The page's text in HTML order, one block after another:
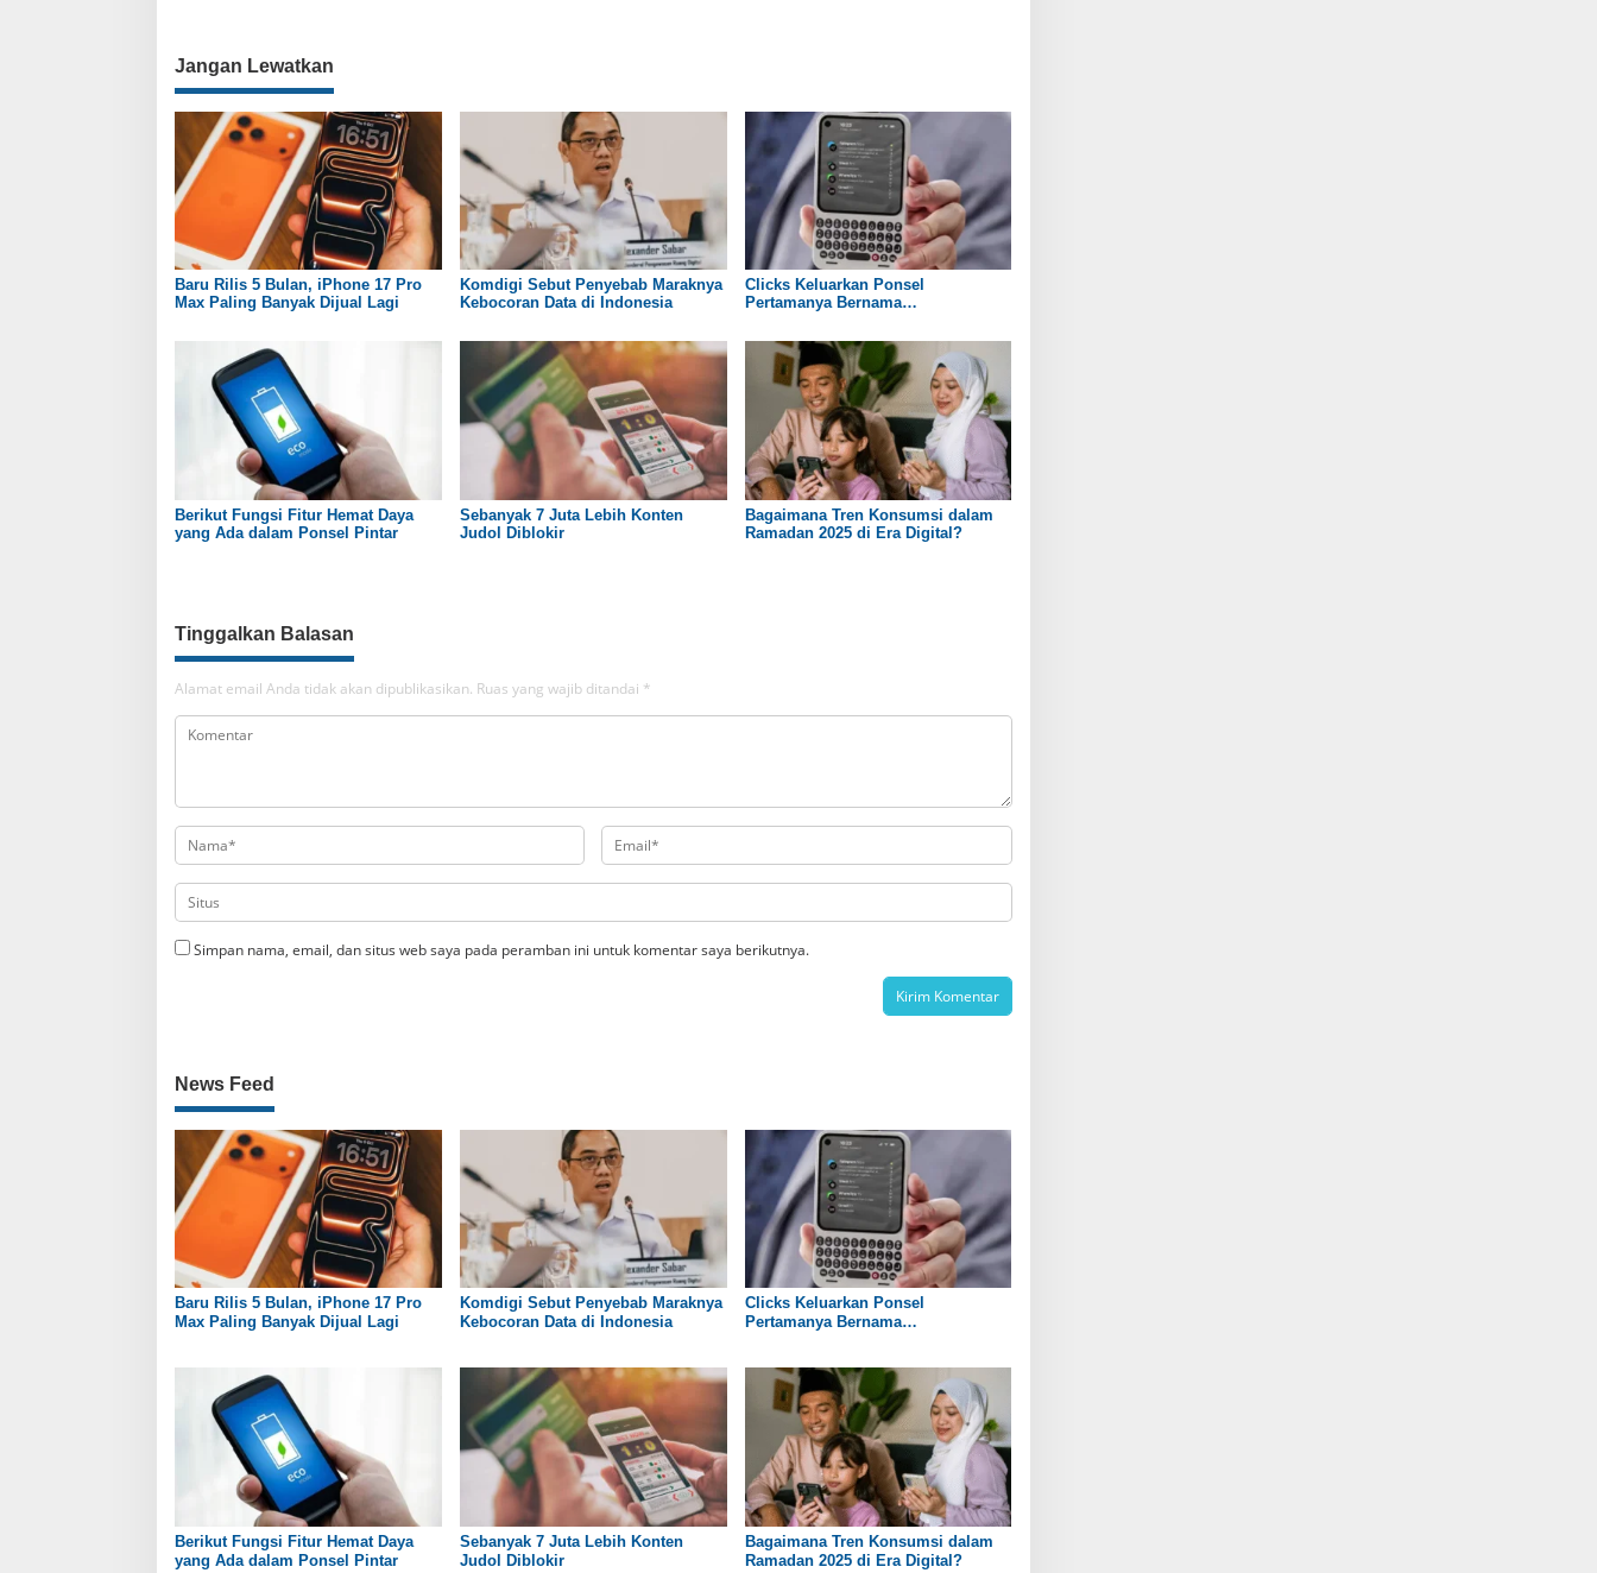
i
g
a
s
p
o
s
Jangan Lewatkan
Baru Rilis 5 Bulan, iPhone 17 Pro
Max Paling Banyak Dijual Lagi
Komdigi Sebut Penyebab Maraknya
Kebocoran Data di Indonesia
Clicks Keluarkan Ponsel
Pertamanya Bernama
Berikut Fungsi Fitur Hemat Daya
yang Ada dalam Ponsel Pintar
Sebanyak 7 Juta Lebih Konten
Judol Diblokir
Bagaimana Tren Konsumsi dalam
Ramadan 2025 di Era Digital?
Tinggalkan Balasan
Alamat email Anda tidak akan dipublikasikan. Ruas yang wajib ditandai *
Simpan nama, email, dan situs web saya pada peramban ini untuk komentar saya berikutnya.
News Feed
Baru Rilis 5 Bulan, iPhone 17 Pro
Max Paling Banyak Dijual Lagi
Komdigi Sebut Penyebab Maraknya
Kebocoran Data di Indonesia
Clicks Keluarkan Ponsel
Pertamanya Bernama
Berikut Fungsi Fitur Hemat Daya
yang Ada dalam Ponsel Pintar
Sebanyak 7 Juta Lebih Konten
Judol Diblokir
Bagaimana Tren Konsumsi dalam
Ramadan 2025 di Era Digital?